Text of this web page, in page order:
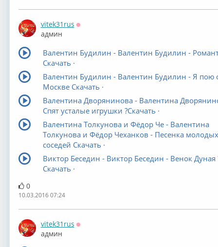
vitek31rus
админ
Валентин Будилин - Валентин Будилин -
Скачать ·
Валентин Будилин - Валентин Будилин - Я пою
Москве Скачать ·
Валентина Дворянинова - Валентина
Спят усталые игрушки ?Скачать ·
Валентина Толкунова и Фёдор Че - Валентина
Толкунова и Фёдор Чеханков - Песенка молодых
соседей Скачать ·
Виктор Беседин - Виктор Беседин - Венок Дуная
Скачать ·
0
10.03.2016 07:24
vitek31rus
админ